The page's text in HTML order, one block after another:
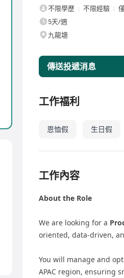
不限學歷
不限經驗
5天/週
九龍塘
傳送投遞消息
工作福利
恩恤假 生日假
工作內容
About the Role
We are looking for a
oriented, data-driven,
You will manage and
APAC region, ensuring